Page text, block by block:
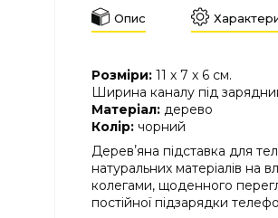
Опис
Розміри: 11 х 7 х 6 см.
Ширина каналу під
Матеріал: дерево
Колір: чорний
Деревʼяна підставка для
натуральних матеріалів на
колегами, щоденного
постійної підзарядки